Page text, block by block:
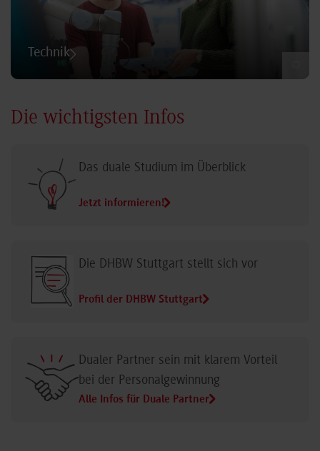
Technik
Die wichtigsten Infos
Das duale Studium im Überblick
Jetzt informieren!
Die DHBW Stuttgart stellt sich vor
Profil der DHBW Stuttgart
Dualer Partner sein mit klarem Vorteil
bei der Personalgewinnung
Alle Infos für Duale Partner